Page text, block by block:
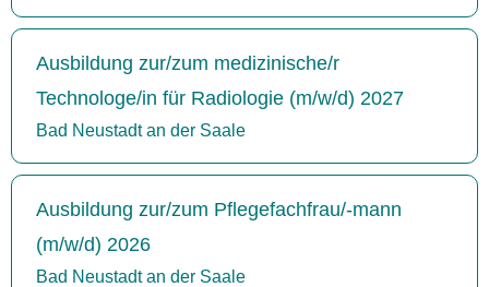
Ausbildung zur/zum medizinische/r
Technologe/in für Radiologie (m/w/d) 2027
Bad Neustadt an der Saale
Ausbildung zur/zum Pflegefachfrau/-mann
(m/w/d) 2026
Bad Neustadt an der Saale